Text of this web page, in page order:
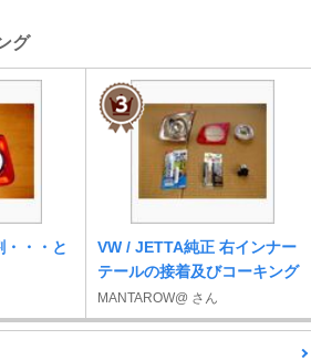
グ
・・・と
VW / JETTA純正 右インナー
テールの接着及びコーキング
MANTAROW@ さん